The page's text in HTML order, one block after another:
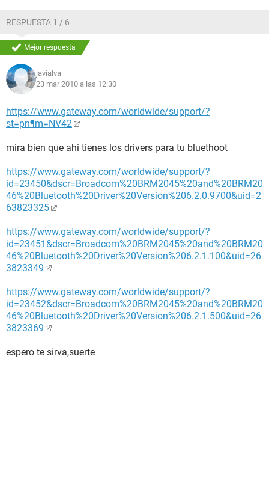
RESPUESTA 1 / 6
Mejor respuesta
javialva
23 mar 2010 a las 12:30
https://www.gateway.com/worldwide/support/?
st=pn¶m=NV42
mira bien que ahi tienes los drivers para tu bluethoot
https://www.gateway.com/worldwide/support/?
id=23450&dscr=Broadcom%20BRM2045%20and%20BRM20
46%20Bluetooth%20Driver%20Version%206.2.0.9700&uid=2
63823325
https://www.gateway.com/worldwide/support/?
id=23451&dscr=Broadcom%20BRM2045%20and%20BRM20
46%20Bluetooth%20Driver%20Version%206.2.1.100&uid=26
3823349
https://www.gateway.com/worldwide/support/?
id=23452&dscr=Broadcom%20BRM2045%20and%20BRM20
46%20Bluetooth%20Driver%20Version%206.2.1.500&uid=26
3823369
espero te sirva,suerte